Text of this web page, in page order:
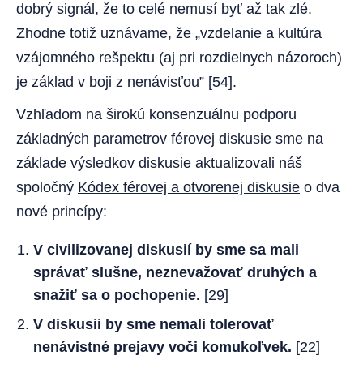
dobrý signál, že to celé nemusí byť až tak zlé.
Zhodne totiž uznávame, že „vzdelanie a kultúra
vzájomného rešpektu (aj pri rozdielnych názoroch)
je základ v boji z nenávisťou” [54].
Vzhľadom na širokú konsenzuálnu podporu
základných parametrov férovej diskusie sme na
základe výsledkov diskusie aktualizovali náš
spoločný Kódex férovej a otvorenej diskusie o dva
nové princípy:
V civilizovanej diskusií by sme sa mali
správať slušne, neznevažovať druhých a
snažiť sa o pochopenie. [29]
V diskusii by sme nemali tolerovať
nenávistné prejavy voči komukoľvek. [22]